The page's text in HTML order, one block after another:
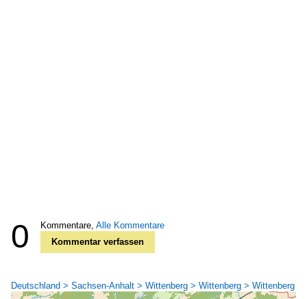
0 Kommentare, Alle Kommentare
Kommentar verfassen
Deutschland > Sachsen-Anhalt > Wittenberg > Wittenberg > Wittenberg